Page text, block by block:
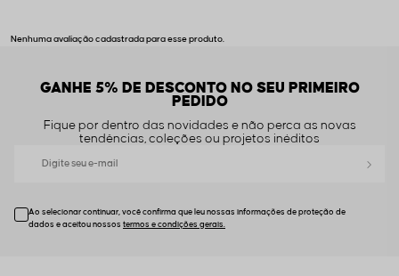
Nenhuma avaliação cadastrada para esse produto.
GANHE 5% DE DESCONTO NO SEU PRIMEIRO
PEDIDO
Fique por dentro das novidades e não perca as novas
tendências, coleções ou projetos inéditos
Ao selecionar continuar, você confirma que leu nossas informações de proteção de
dados e aceitou nossos